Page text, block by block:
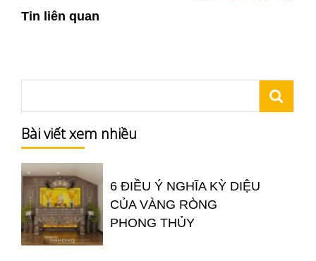
Tin liên quan
Bài viết xem nhiều
6 ĐIỀU Ý NGHĨA KỲ DIỆU
CỦA VÀNG RÒNG
PHONG THỦY